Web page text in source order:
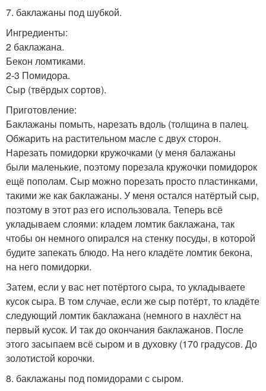
7. баклажаны под шубкой.
Ингредиенты:
2 баклажана.
Бекон ломтиками.
2-3 Помидора.
Сыр (твёрдых сортов).
Приготовление:
Баклажаны помыть, нарезать вдоль (толщина в палец.
Обжарить на растительном масле с двух сторон.
Нарезать помидорки кружочками (у меня балажаны
были маленькие, поэтому порезала кружочки помидорок
ещё пополам. Сыр можно порезать просто пластинками,
такими же как баклажаны. У меня остался натёртый сыр,
поэтому в этот раз его использовала. Теперь всё
укладываем слоями: кладем ломтик баклажана, так
чтобы он немного опирался на стенку посуды, в которой
будите запекать блюдо. На него кладёте ломтик бекона,
на него помидорки.
Затем, если у вас нет потёртого сыра, то укладываете
кусок сыра. В том случае, если же сыр потёрт, то кладёте
следующий ломтик баклажана (немного в нахлёст на
первый кусок. И так до окончания баклажанов. После
этого засыпаем всё сыром и в духовку (170 градусов. До
золотистой корочки.
8. баклажаны под помидорами с сыром.